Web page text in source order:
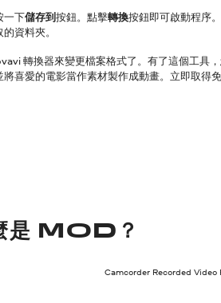
一下儲存到按鈕。點擊轉換按鈕即可啟動程序
資料夾。
轉換器來變更檔案格式了。有了這個工具，
喜愛的電影當作素材製作成動畫。立即取得
是 MOD？
Camcorder Recorded Video